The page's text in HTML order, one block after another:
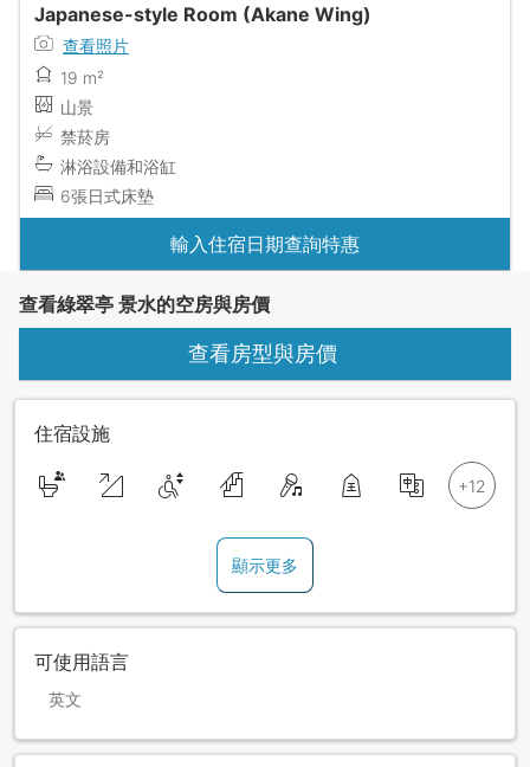
Japanese-style Room (Akane Wing)
查看照片
19 m²
山景
禁菸房
淋浴設備和浴缸
6張日式床墊
輸入住宿日期查詢特惠
查看綠翠亭 景水的空房與房價
查看房型與房價
住宿設施
顯示更多
可使用語言
英文